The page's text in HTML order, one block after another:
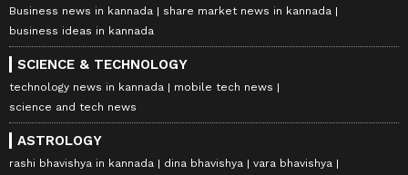
Business news in kannada
share market news in kannada
business ideas in kannada
SCIENCE & TECHNOLOGY
technology news in kannada
mobile tech news
science and tech news
ASTROLOGY
rashi bhavishya in kannada dina bhavishya
vara bhavishya